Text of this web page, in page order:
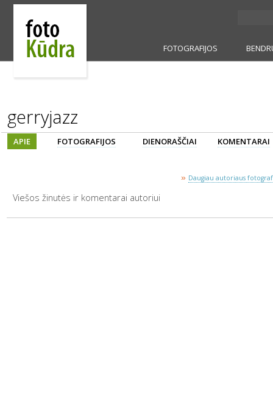
FOTOGRAFIJOS
gerryjazz
APIE FOTOGRAFIJOS DIENORAŠČIAI KOMENTARAI
» Daugiau autoriaus
Viešos žinutės ir komentarai autoriui